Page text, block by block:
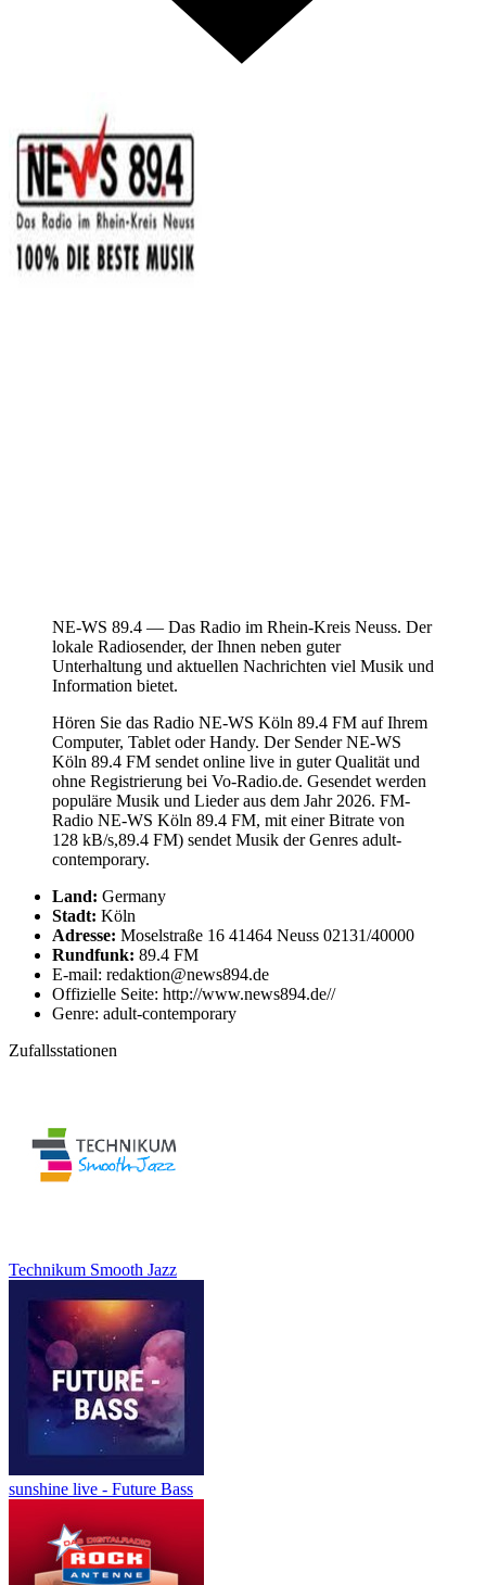
NE-WS 89.4 — Das Radio im Rhein-Kreis Neuss. Der
lokale Radiosender, der Ihnen neben guter
Unterhaltung und aktuellen Nachrichten viel Musik und
Information bietet.
Hören Sie das Radio NE-WS Köln 89.4 FM auf Ihrem
Computer, Tablet oder Handy. Der Sender NE-WS
Köln 89.4 FM sendet online live in guter Qualität und
ohne Registrierung bei Vo-Radio.de. Gesendet werden
populäre Musik und Lieder aus dem Jahr 2026. FM-
Radio NE-WS Köln 89.4 FM, mit einer Bitrate von
128 kB/s,89.4 FM) sendet Musik der Genres adult-
contemporary.
Land: Germany
Stadt: Köln
Adresse: Moselstraße 16 41464 Neuss 02131/40000
Rundfunk: 89.4 FM
E-mail: redaktion@news894.de
Offizielle Seite: http://www.news894.de//
Genre: adult-contemporary
Zufallsstationen
Technikum Smooth Jazz
sunshine live - Future Bass